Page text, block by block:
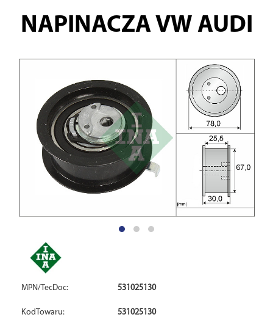
NAPINACZA VW AUDI
MPN/TecDoc: 531025130
KodTowaru: 531025130